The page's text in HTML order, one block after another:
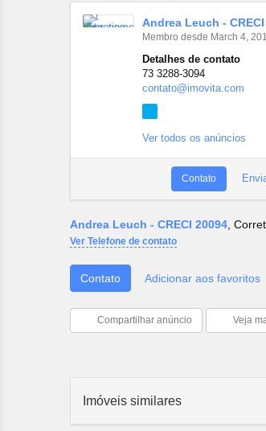
Andrea Leuch -
Membro desde March 4,
Detalhes de contato
73 3288-3094
contato@imovita.com
Ver todos os anúncios
Contato
Andrea Leuch - CRECI 20094 ,
Ver Telefone de contato
Contato Adicionar aos favoritos
Compartilhar anúncio Veja
Imóveis similares